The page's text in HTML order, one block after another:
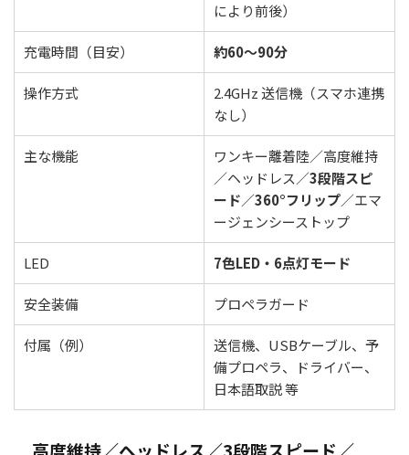
により前後）
充電時間（目安） 約60〜90分
操作方式
2.4GHz 送信機（スマホ連携
なし）
主な機能
ワンキー離着陸／高度維持
／ヘッドレス／3段階スピ
ード／360°フリップ／エマ
ージェンシーストップ
LED 7色LED・6点灯モード
安全装備 プロペラガード
付属（例）
送信機、USBケーブル、予
備プロペラ、ドライバー、
日本語取説 等